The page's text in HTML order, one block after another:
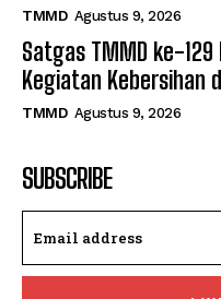
TMMD Agustus 9, 2026
Satgas TMMD ke-
Kegiatan Kebersihan
TMMD Agustus 9, 2026
SUBSCRIBE